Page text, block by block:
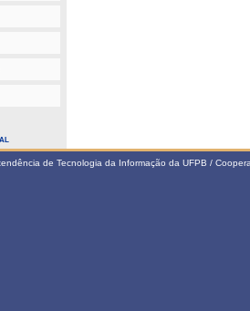
de Tecnologia da Informação da UFPB /